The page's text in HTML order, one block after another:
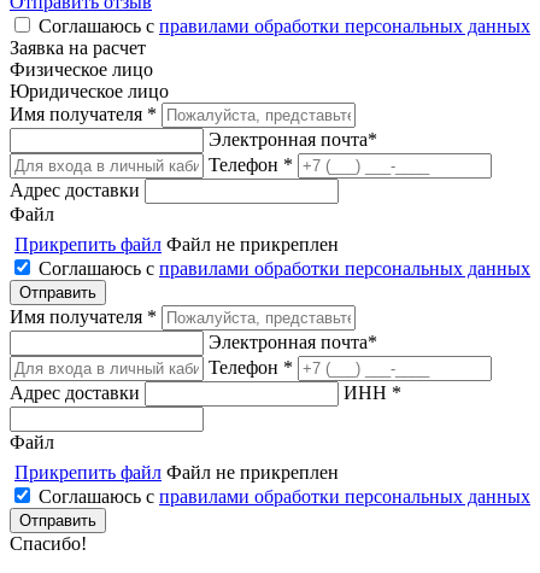
Соглашаюсь с правилами обработки персональных данных
Заявка на расчет
Физическое лицо
Юридическое лицо
Имя получателя *
Электронная почта*
Телефон *
Адрес доставки
Файл
Прикрепить файл Файл не прикреплен
Соглашаюсь с правилами обработки персональных данных
Имя получателя *
Электронная почта*
Телефон *
Адрес доставки
ИНН *
Файл
Прикрепить файл Файл не прикреплен
Соглашаюсь с правилами обработки персональных данных
Спасибо!